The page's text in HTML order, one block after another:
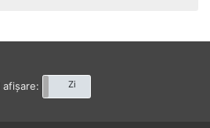
afișare:
Noapte Zi